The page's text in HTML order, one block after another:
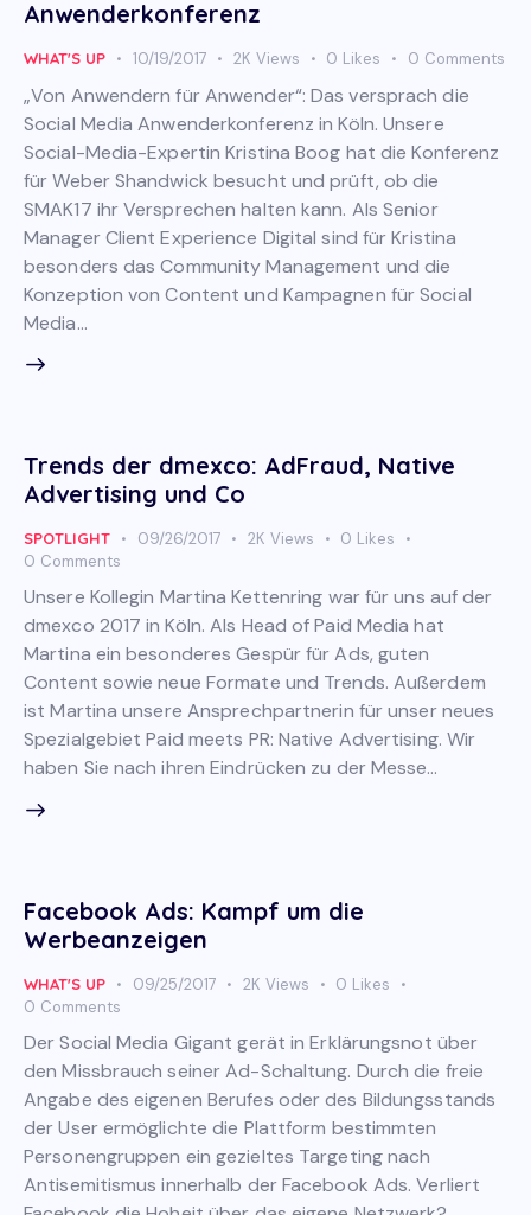
Anwenderkonferenz
WHAT'S UP 10/19/2017 2K Views 0 Likes 0 Comments
„Von Anwendern für Anwender“: Das versprach die
Social Media Anwenderkonferenz in Köln. Unsere
Social-Media-Expertin Kristina Boog hat die Konferenz
für Weber Shandwick besucht und prüft, ob die
SMAK17 ihr Versprechen halten kann. Als Senior
Manager Client Experience Digital sind für Kristina
besonders das Community Management und die
Konzeption von Content und Kampagnen für Social
Media…
Trends der dmexco: AdFraud, Native
Advertising und Co
SPOTLIGHT 09/26/2017 2K Views 0 Likes
0 Comments
Unsere Kollegin Martina Kettenring war für uns auf der
dmexco 2017 in Köln. Als Head of Paid Media hat
Martina ein besonderes Gespür für Ads, guten
Content sowie neue Formate und Trends. Außerdem
ist Martina unsere Ansprechpartnerin für unser neues
Spezialgebiet Paid meets PR: Native Advertising. Wir
haben Sie nach ihren Eindrücken zu der Messe…
Facebook Ads: Kampf um die
Werbeanzeigen
WHAT'S UP 09/25/2017 2K Views 0 Likes
0 Comments
Der Social Media Gigant gerät in Erklärungsnot über
den Missbrauch seiner Ad-Schaltung. Durch die freie
Angabe des eigenen Berufes oder des Bildungsstands
der User ermöglichte die Plattform bestimmten
Personengruppen ein gezieltes Targeting nach
Antisemitismus innerhalb der Facebook Ads. Verliert